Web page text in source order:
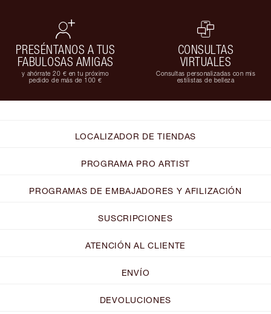
PRESÉNTANOS A TUS
FABULOSAS AMIGAS
y ahórrate 20 € en tu próximo
pedido de más de 100 €
CONSULTAS
VIRTUALES
Consultas personalizadas con mis
estilistas de belleza
LOCALIZADOR DE TIENDAS
PROGRAMA PRO ARTIST
PROGRAMAS DE EMBAJADORES Y AFILIZACIÓN
SUSCRIPCIONES
ATENCIÓN AL CLIENTE
ENVÍO
DEVOLUCIONES